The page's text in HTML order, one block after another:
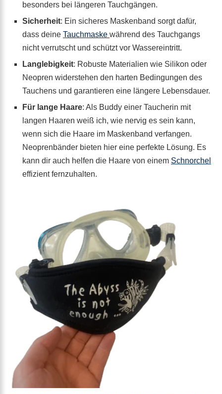
besonders bei längeren Tauchgängen.
Sicherheit: Ein sicheres Maskenband sorgt dafür,
dass deine Tauchmaske während des Tauchgangs
nicht verrutscht und schützt vor Wassereintritt.
Langlebigkeit: Robuste Materialien wie Silikon oder
Neopren widerstehen den harten Bedingungen des
Tauchens und garantieren eine längere Lebensdauer.
Für lange Haare: Als Buddy einer Taucherin mit
langen Haaren weiß ich, wie nervig es sein kann,
wenn sich die Haare im Maskenband verfangen.
Neoprenbänder bieten hier eine perfekte Lösung. Es
kann dir auch helfen die Haare von einem Schnorchel
effizient fernzuhalten.